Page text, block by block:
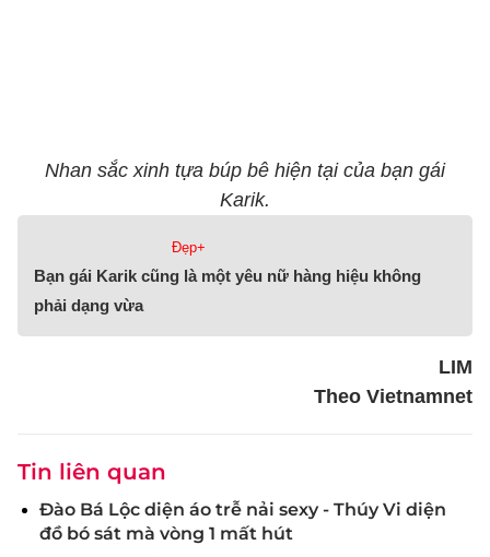
Nhan sắc xinh tựa búp bê hiện tại của bạn gái
Karik.
Đẹp+
Bạn gái Karik cũng là một yêu nữ hàng hiệu không
phải dạng vừa
LIM
Theo Vietnamnet
Tin liên quan
Đào Bá Lộc diện áo trễ nải sexy - Thúy Vi diện
đồ bó sát mà vòng 1 mất hút